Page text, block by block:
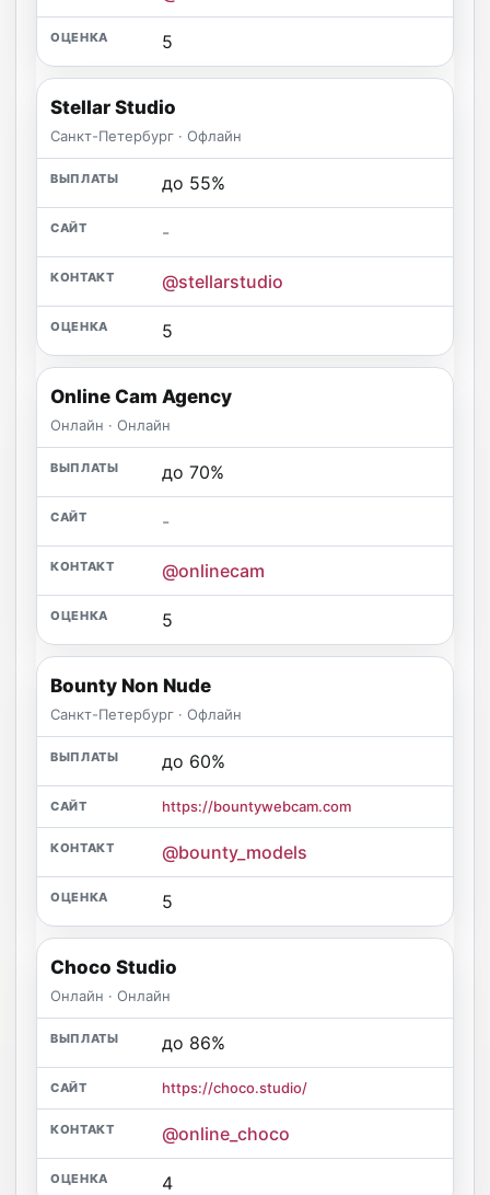
5
Stellar Studio
Санкт-Петербург · Офлайн
до 55%
-
@stellarstudio
5
Online Cam Agency
Онлайн · Онлайн
до 70%
-
@onlinecam
5
Bounty Non Nude
Санкт-Петербург · Офлайн
до 60%
https://bountywebcam.com
@bounty_models
5
Choco Studio
Онлайн · Онлайн
до 86%
https://choco.studio/
@online_choco
4